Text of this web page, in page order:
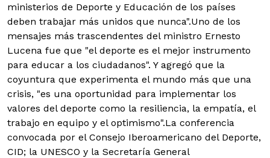
ministerios de Deporte y Educación de los países
deben trabajar más unidos que nunca".Uno de los
mensajes más trascendentes del ministro Ernesto
Lucena fue que "el deporte es el mejor instrumento
para educar a los ciudadanos". Y agregó que la
coyuntura que experimenta el mundo más que una
crisis, "es una oportunidad para implementar los
valores del deporte como la resiliencia, la empatía, el
trabajo en equipo y el optimismo".La conferencia
convocada por el Consejo Iberoamericano del Deporte,
CID; la UNESCO y la Secretaría General